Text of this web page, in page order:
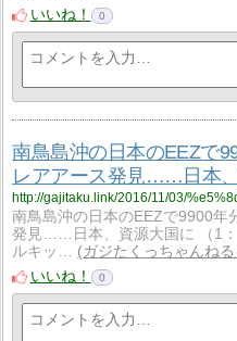
いいね！
0
南鳥島沖の日本のEEZで
レアアース発見……日本
南鳥島沖の日本のEEZで9900年
発見……日本、資源大国に （1
ルキッ…
ガジたくっちゃんね
いいね！
0